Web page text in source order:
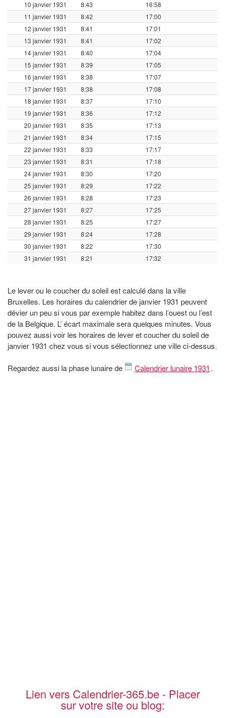
10 janvier 1931 8:43
16:58
11 janvier 1931
8:42
17:00
12 janvier 1931
8:41
17:01
13 janvier 1931
8:41
17:02
14 janvier 1931
8:40
17:04
15 janvier 1931
8:39
17:05
16 janvier 1931
8:38
17:07
17 janvier 1931
8:38
17:08
18 janvier 1931
8:37
17:10
19 janvier 1931
8:36
17:12
20 janvier 1931
8:35
17:13
21 janvier 1931
8:34
17:15
22 janvier 1931
8:33
17:17
23 janvier 1931
8:31
17:18
24 janvier 1931
8:30
17:20
25 janvier 1931
8:29
17:22
26 janvier 1931
8:28
17:23
27 janvier 1931
8:27
17:25
28 janvier 1931
8:25
17:27
29 janvier 1931
8:24
17:28
30 janvier 1931
8:22
17:30
31 janvier 1931
8:21 17:32
Le lever ou le coucher du soleil est calculé dans la ville
Bruxelles. Les horaires du calendrier de janvier 1931 peuvent
dévier un peu si vous par exemple habitez dans l’ouest ou l’est
de la Belgique. L’ écart maximale sera quelques minutes. Vous
pouvez aussi voir les horaires de lever et coucher du soleil de
janvier 1931 chez vous si vous sélectionnez une ville ci-dessus.
Regardez aussi la phase lunaire de Calendrier lunaire 1931 .
Lien vers Calendrier-365.be - Placer
sur votre site ou blog: